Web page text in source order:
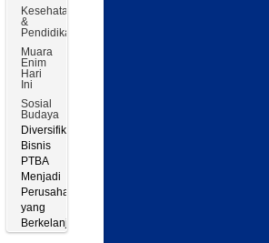
Kesehatan
&
Pendidikan
Muara
Enim
Hari
Ini
Sosial
Budaya
Diversifikasi
Bisnis
PTBA
Menjadi
Perusahaan
yang
Berkelanjutan